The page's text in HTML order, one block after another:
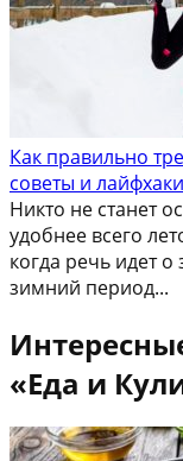
Как правильно
советы и лайфхаки
Никто не станет
удобнее всего
когда речь идет
зимний период...
«Еда и